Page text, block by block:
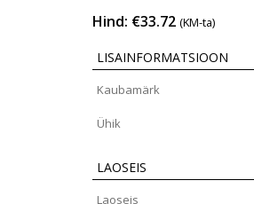
Hind: €33.72(KM-ta)
LISAINFORMATSIOON
Kaubamärk
Ühik
LAOSEIS
Laoseis